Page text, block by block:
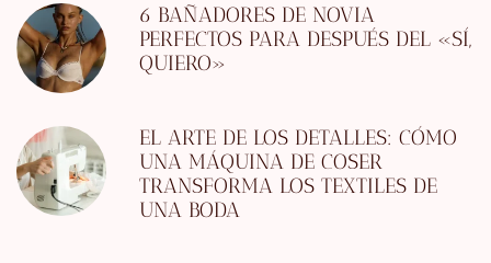
6 BAÑADORES DE NOVIA
PERFECTOS PARA DESPUÉS DEL «SÍ,
QUIERO»
EL ARTE DE LOS DETALLES: CÓMO
UNA MÁQUINA DE COSER
TRANSFORMA LOS TEXTILES DE
UNA BODA